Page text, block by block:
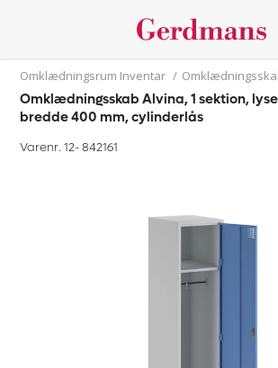
Omklædningsrum Inventar /
Omklædningsskab Alvina, 1 sektion,
bredde 400 mm, cylinderlås
Varenr. 12-842161